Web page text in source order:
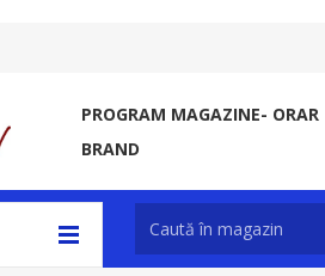
PROGRAM MAGAZINE- ORAR
BRAND